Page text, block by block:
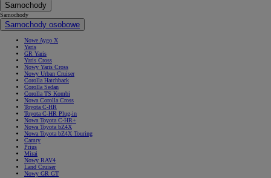
Samochody
Samochody
Samochody osobowe
Nowe Aygo X
Yaris
GR Yaris
Yaris Cross
Nowy Yaris Cross
Nowy Urban Cruiser
Corolla Hatchback
Corolla Sedan
Corolla TS Kombi
Nowa Corolla Cross
Toyota C-HR
Toyota C-HR Plug-in
Nowa Toyota C-HR+
Nowa Toyota bZ4X
Nowa Toyota bZ4X Touring
Camry
Prius
Mirai
Nowy RAV4
Land Cruiser
Nowy GR GT